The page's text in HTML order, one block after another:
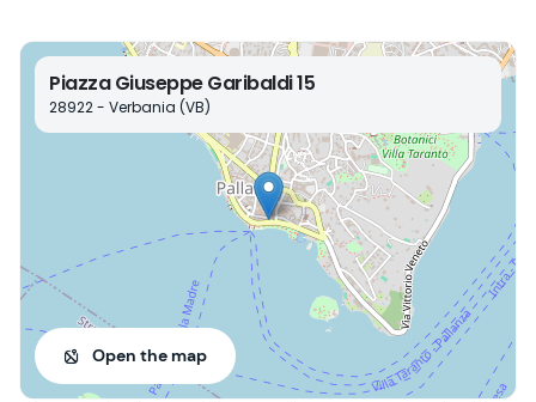
Piazza Giuseppe Garibaldi 15
28922 - Verbania (VB)
Open the map